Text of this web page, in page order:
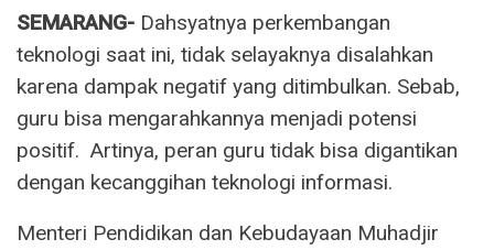
SEMARANG- Dahsyatnya perkembangan
teknologi saat ini, tidak selayaknya disalahkan
karena dampak negatif yang ditimbulkan. Sebab,
guru bisa mengarahkannya menjadi potensi
positif. Artinya, peran guru tidak bisa digantikan
dengan kecanggihan teknologi informasi.
Menteri Pendidikan dan Kebudayaan Muhadjir